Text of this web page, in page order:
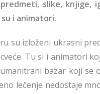
slike, knjige,
i animatori.
su izloženi ukrasni
Tu si i animatori
bazar koji se
lečenje nedostaje